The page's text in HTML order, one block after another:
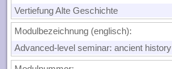
Vertiefung Alte Geschichte
Modulbezeichnung (englisch):
Advanced-level seminar: ancient history